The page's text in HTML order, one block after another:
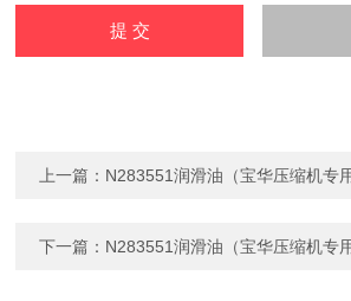
上一篇： N283551润滑油（宝华压缩机专
下一篇： N283551润滑油（宝华压缩机专